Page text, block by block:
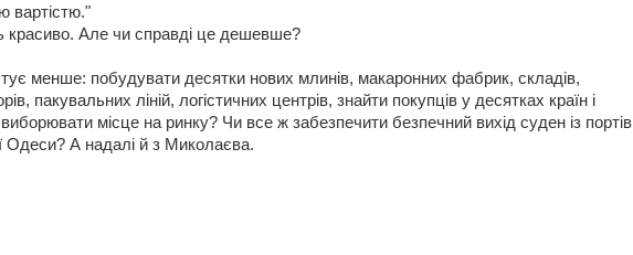
вартістю."
красиво. Але чи справді це дешевше?
менше: побудувати десятки нових млинів, макаронних фабрик, складів,
пакувальних ліній, логістичних центрів, знайти покупців у десятках країн і
місце на ринку? Чи все ж забезпечити безпечний вихід суден із портів
Одеси? А надалі й з Миколаєва.